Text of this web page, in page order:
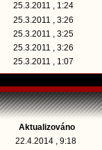
25.3.2011 , 1:24
25.3.2011 , 3:26
25.3.2011 , 3:25
25.3.2011 , 3:26
25.3.2011 , 1:07
Aktualizováno
22.4.2014 , 9:18